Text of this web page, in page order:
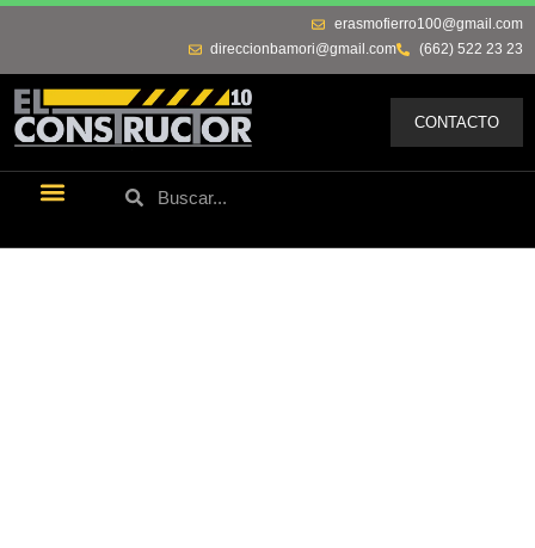
(662) 522 23 23
direccionbamori@gmail.com
erasmofierro100@gmail.com
CONTACTO